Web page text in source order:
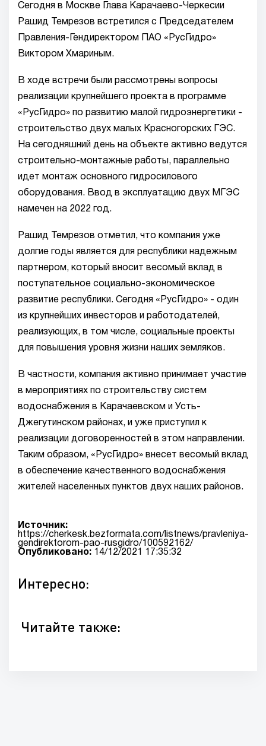
Сегодня в Москве Глава Карачаево-Черкесии
Рашид Темрезов встретился с Председателем
Правления-Гендиректором ПАО «РусГидро»
Виктором Хмариным.
В ходе встречи были рассмотрены вопросы
реализации крупнейшего проекта в программе
«РусГидро» по развитию малой гидроэнергетики -
строительство двух малых Красногорских ГЭС.
На сегодняшний день на объекте активно ведутся
строительно-монтажные работы, параллельно
идет монтаж основного гидросилового
оборудования. Ввод в эксплуатацию двух МГЭС
намечен на 2022 год.
Рашид Темрезов отметил, что компания уже
долгие годы является для республики надежным
партнером, который вносит весомый вклад в
поступательное социально-экономическое
развитие республики. Сегодня «РусГидро» - один
из крупнейших инвесторов и работодателей,
реализующих, в том числе, социальные проекты
для повышения уровня жизни наших земляков.
В частности, компания активно принимает участие
в мероприятиях по строительству систем
водоснабжения в Карачаевском и Усть-
Джегутинском районах, и уже приступил к
реализации договоренностей в этом направлении.
Таким образом, «РусГидро» внесет весомый вклад
в обеспечение качественного водоснабжения
жителей населенных пунктов двух наших районов.
Источник:
https://cherkesk.bezformata.com/listnews/pravleniya-
gendirektorom-pao-rusgidro/100592162/
Опубликовано: 14/12/2021 17:35:32
Интересно:
Читайте также: